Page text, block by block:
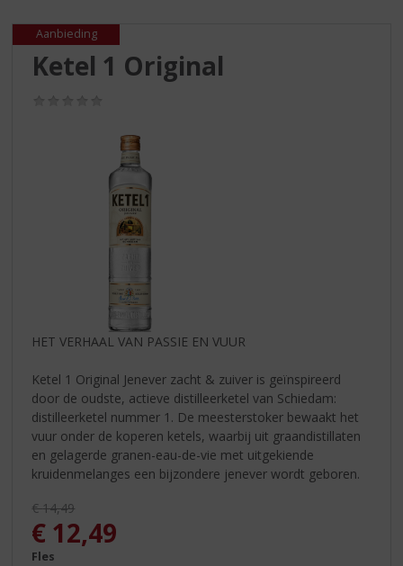
p
Aanbieding
Ketel 1 Original
HET VERHAAL VAN PASSIE EN VUUR
Ketel 1 Original Jenever zacht & zuiver is geïnspireerd
door de oudste, actieve distilleerketel van Schiedam:
distilleerketel nummer 1. De meesterstoker bewaakt het
vuur onder de koperen ketels, waarbij uit graandistillaten
en gelagerde granen-eau-de-vie met uitgekiende
kruidenmelanges een bijzondere jenever wordt geboren.
Originele prijs was:
€14,49
, Huidige prijs is:
€ 12,49
Fles